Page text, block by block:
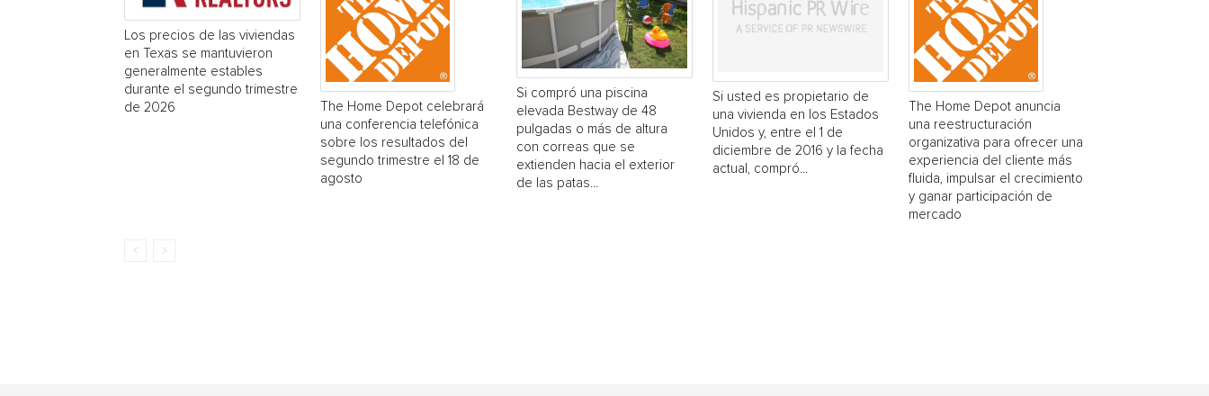
Los precios de las viviendas
en Texas se mantuvieron
generalmente estables
durante el segundo trimestre
de 2026
The Home Depot celebrará
una conferencia telefónica
sobre los resultados del
segundo trimestre el 18 de
agosto
Si compró una piscina
elevada Bestway de 48
pulgadas o más de altura
con correas que se
extienden hacia el exterior
de las patas...
Si usted es propietario de
una vivienda en los Estados
Unidos y, entre el 1 de
diciembre de 2016 y la fecha
actual, compró...
The Home Depot anuncia
una reestructuración
organizativa para ofrecer una
experiencia del cliente más
fluida, impulsar el crecimiento
y ganar participación de
mercado